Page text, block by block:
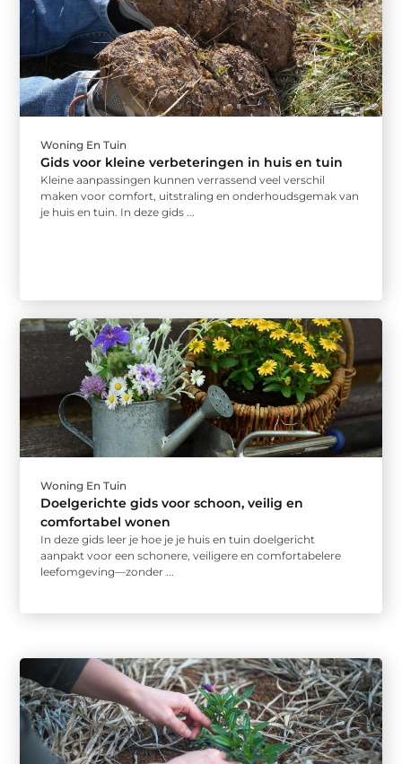
Woning En Tuin
Gids voor kleine verbeteringen in huis en tuin
Kleine aanpassingen kunnen verrassend veel verschil
maken voor comfort, uitstraling en onderhoudsgemak van
je huis en tuin. In deze gids ...
Woning En Tuin
Doelgerichte gids voor schoon, veilig en
comfortabel wonen
In deze gids leer je hoe je je huis en tuin doelgericht
aanpakt voor een schonere, veiligere en comfortabelere
leefomgeving—zonder ...